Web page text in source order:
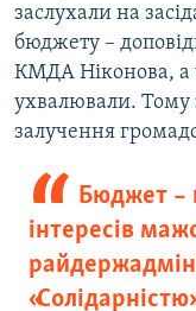
заслухали на
бюджету –
КМДА Ніконова, а
ухвалювали. Тому
залучення
Бюджет –
інтересів